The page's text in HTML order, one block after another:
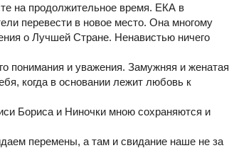
на продолжительное время. ЕКА в
перевести в новое место. Она многому
о Лучшей Стране. Ненавистью ничего
понимания и уважения. Замужняя и женатая
когда в основании лежит любовь к
Бориса и Ниночки мною сохраняются и
перемены, а там и свидание наше не за